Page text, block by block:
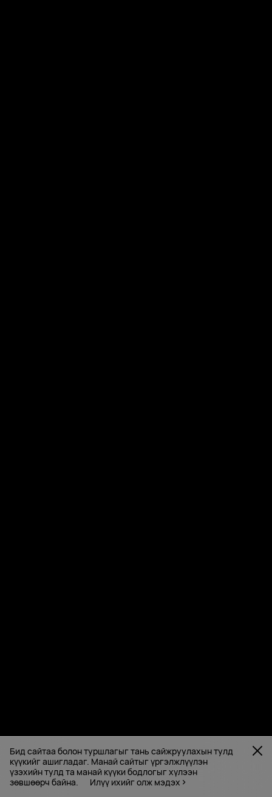
Бид сайтаа болон туршлагыг тань сайжруулахын тулд
күүкийг ашигладаг. Манай сайтыг үргэлжлүүлэн
үзэхийн тулд та манай күүки бодлогыг хүлээн
зөвшөөрч байна.
Илүү ихийг олж мэдэх